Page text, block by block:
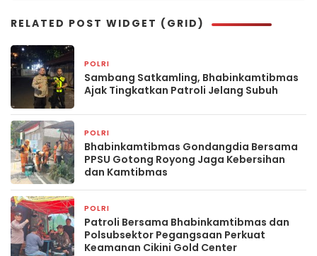
RELATED POST WIDGET (GRID)
POLRI
Sambang Satkamling, Bhabinkamtibmas
Ajak Tingkatkan Patroli Jelang Subuh
POLRI
Bhabinkamtibmas Gondangdia Bersama
PPSU Gotong Royong Jaga Kebersihan
dan Kamtibmas
POLRI
Patroli Bersama Bhabinkamtibmas dan
Polsubsektor Pegangsaan Perkuat
Keamanan Cikini Gold Center